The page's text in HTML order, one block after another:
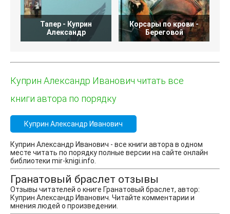
Тапер - Куприн
Александр
Корсары по крови -
Береговой
Куприн Александр Иванович читать все
книги автора по порядку
Куприн Александр Иванович
Куприн Александр Иванович - все книги автора в одном
месте читать по порядку полные версии на сайте онлайн
библиотеки mir-knigi.info.
Гранатовый браслет отзывы
Отзывы читателей о книге Гранатовый браслет, автор:
Куприн Александр Иванович. Читайте комментарии и
мнения людей о произведении.